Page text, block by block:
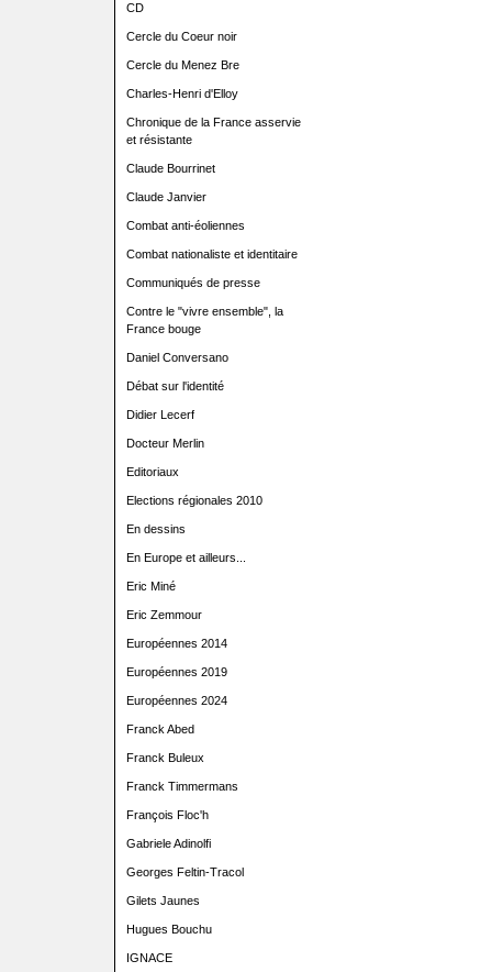
CD
Cercle du Coeur noir
Cercle du Menez Bre
Charles-Henri d'Elloy
Chronique de la France asservie
et résistante
Claude Bourrinet
Claude Janvier
Combat anti-éoliennes
Combat nationaliste et identitaire
Communiqués de presse
Contre le "vivre ensemble", la
France bouge
Daniel Conversano
Débat sur l'identité
Didier Lecerf
Docteur Merlin
Editoriaux
Elections régionales 2010
En dessins
En Europe et ailleurs...
Eric Miné
Eric Zemmour
Européennes 2014
Européennes 2019
Européennes 2024
Franck Abed
Franck Buleux
Franck Timmermans
François Floc'h
Gabriele Adinolfi
Georges Feltin-Tracol
Gilets Jaunes
Hugues Bouchu
IGNACE